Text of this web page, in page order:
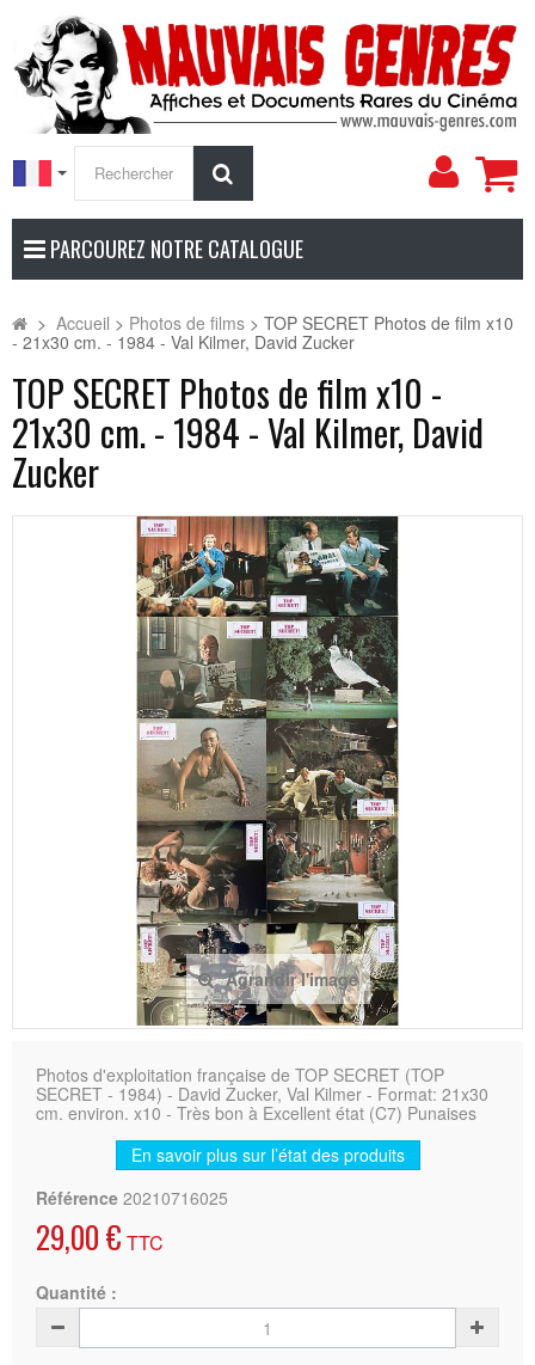
Mon
PARCOUREZ NOTRE CATALOGUE
> Accueil > Photos de films > TOP SECRET Photos de film x10
- 21x30 cm. - 1984 - Val Kilmer, David Zucker
TOP SECRET Photos de film x10 -
21x30 cm. - 1984 - Val Kilmer, David
Zucker
Agrandir l'image
Photos d'exploitation française de TOP SECRET (TOP
SECRET - 1984) - David Zucker, Val Kilmer - Format: 21x30
cm. environ. x10 - Très bon à Excellent état (C7) Punaises
En savoir plus sur l’état des produits
Référence 20210716025
29,00 € TTC
Quantité :